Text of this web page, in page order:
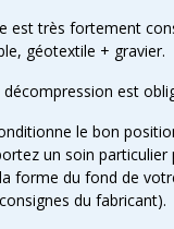
est très fortement
géotextile + gravier.
décompression est
le bon
un soin particulier
forme du fond de
du fabricant).